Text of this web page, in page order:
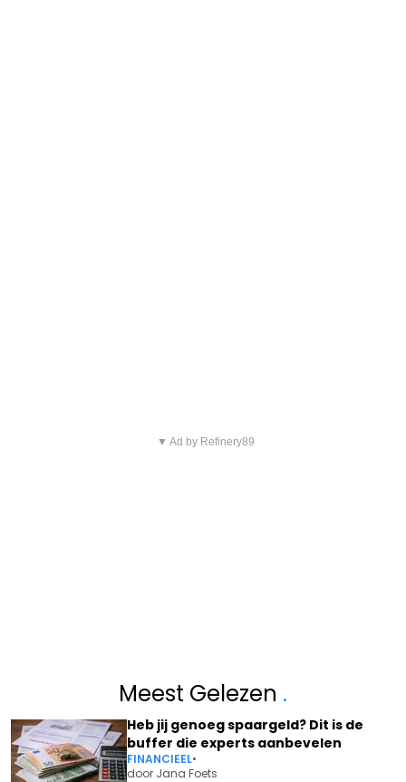
▼ Ad by Refinery89
Meest Gelezen .
Heb jij genoeg spaargeld? Dit is de
buffer die experts aanbevelen
FINANCIEEL•
door Jana Foets